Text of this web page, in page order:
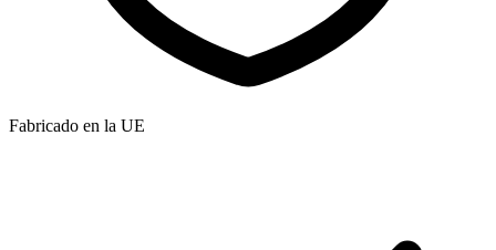
Fabricado en la UE